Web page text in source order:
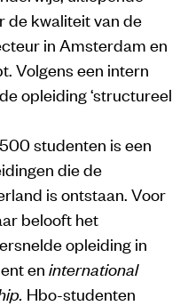
de kwaliteit van de
in Amsterdam en
Volgens een intern
opleiding ‘structureel
studenten is een
die de
is ontstaan. Voor
belooft het
opleiding in
en international
Hbo-studenten